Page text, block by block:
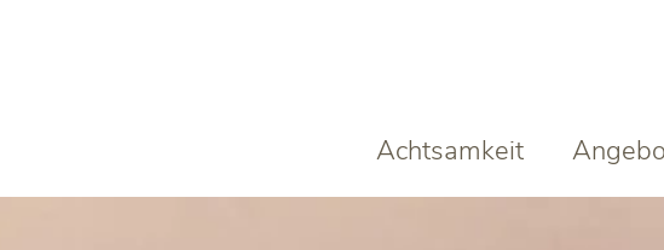
Achtsamkeit